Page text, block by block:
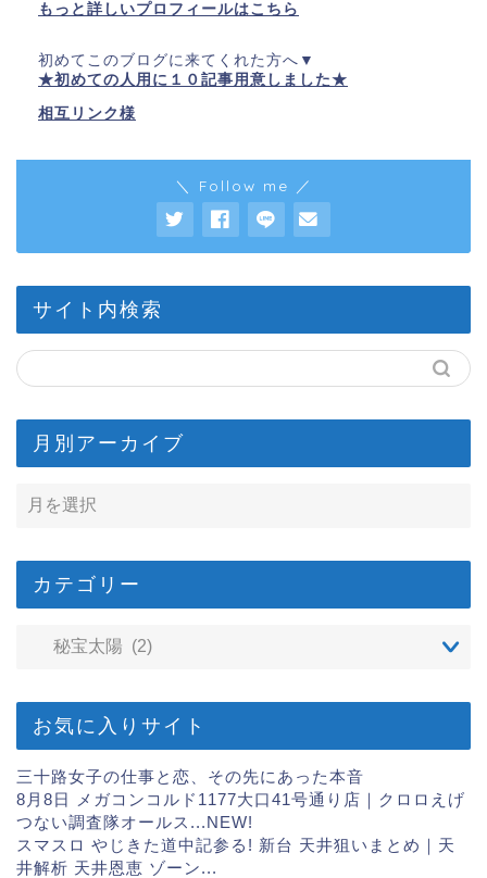
もっと詳しいプロフィールはこちら
初めてこのブログに来てくれた方へ▼
★初めての人用に１０記事用意しました★
相互リンク様
＼ Follow me ／
サイト内検索
月別アーカイブ
カテゴリー
お気に入りサイト
三十路女子の仕事と恋、その先にあった本音
8月8日 メガコンコルド1177大口41号通り店｜クロロえげ
つない調査隊オールス...NEW!
スマスロ やじきた道中記参る! 新台 天井狙いまとめ｜天
井解析 天井恩恵 ゾーン...